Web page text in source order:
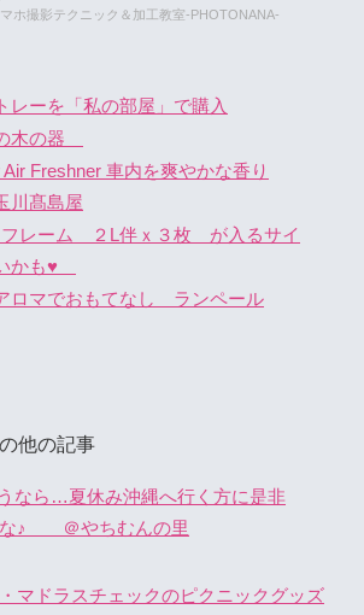
マホ撮影テクニック＆加工教室-PHOTONANA-
レーを「私の部屋」で購入
木の器
Air Freshner 車内を爽やかな香り
川髙島屋
フレーム ２L伴ｘ３枚 が入るサイ
かも♥
ロマでおもてなし ランペール
の他の記事
なら…夏休み沖縄へ行く方に是非
な♪ ＠やちむんの里
マドラスチェックのピクニックグッズ